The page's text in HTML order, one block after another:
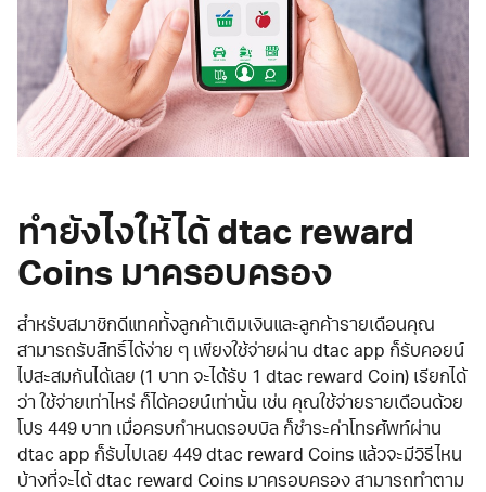
ทำยังไงให้ได้ dtac reward
Coins มาครอบครอง
สำหรับสมาชิกดีแทคทั้งลูกค้าเติมเงินและลูกค้ารายเดือนคุณ
สามารถรับสิทธิ์ได้ง่าย ๆ เพียงใช้จ่ายผ่าน dtac app ก็รับคอยน์
ไปสะสมกันได้เลย (1 บาท จะได้รับ 1 dtac reward Coin) เรียกได้
ว่า ใช้จ่ายเท่าไหร่ ก็ได้คอยน์เท่านั้น เช่น คุณใช้จ่ายรายเดือนด้วย
โปร 449 บาท เมื่อครบกำหนดรอบบิล ก็ชำระค่าโทรศัพท์ผ่าน
dtac app ก็รับไปเลย 449 dtac reward Coins แล้วจะมีวิธีไหน
บ้างที่จะได้ dtac reward Coins มาครอบครอง สามารถทำตาม